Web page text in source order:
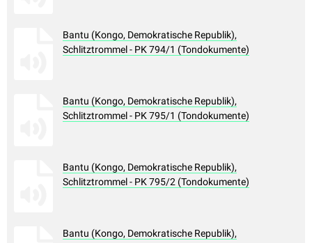
Bantu (Kongo, Demokratische Republik),
Schlitztrommel - PK 794/1 (Tondokumente)
Bantu (Kongo, Demokratische Republik),
Schlitztrommel - PK 795/1 (Tondokumente)
Bantu (Kongo, Demokratische Republik),
Schlitztrommel - PK 795/2 (Tondokumente)
Bantu (Kongo, Demokratische Republik),